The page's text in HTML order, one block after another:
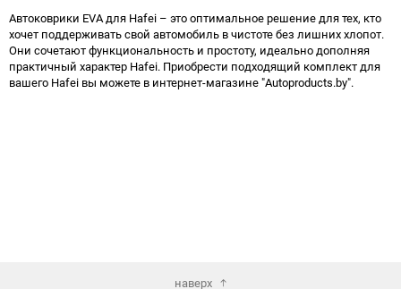
Автоковрики EVA для Hafei – это оптимальное решение для тех, кто
хочет поддерживать свой автомобиль в чистоте без лишних хлопот.
Они сочетают функциональность и простоту, идеально дополняя
практичный характер Hafei. Приобрести подходящий комплект для
вашего Hafei вы можете в интернет-магазине "Autoproducts.by".
наверх